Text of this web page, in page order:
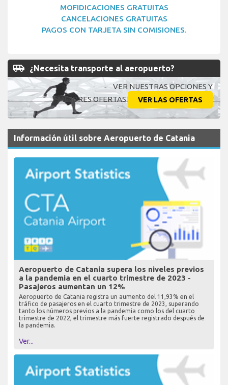
MOFIDICACIONES GRATUITAS
CANCELACIONES GRATUITAS
PAGOS CON TARJETA SIN COMISIONES.
airport_shuttle ¿Necesita transporte al aeropuerto?
VER NUESTRAS OPCIONES Y
MEJORES OFERTAS
VER LAS OFERTAS
Información útil sobre Aeropuerto de Catania
Aeropuerto de Catania supera los niveles previos
a la pandemia en el cuarto trimestre de 2023 -
Pasajeros aumentan un 12%
Aeropuerto de Catania registra un aumento del 11,93% en el
tráfico de pasajeros en el cuarto trimestre de 2023, superando
tanto los números previos a la pandemia como los del cuarto
trimestre de 2022, el trimestre más fuerte registrado después de
la pandemia.
Ver...